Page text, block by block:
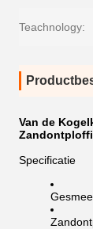
Teachnology:
Van de
Specificatie